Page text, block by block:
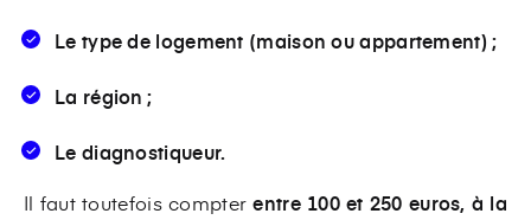
Le type de logement (maison ou appartement) ;
La région ;
Le diagnostiqueur.
Il faut toutefois compterentre 100 et 250 euros, à la